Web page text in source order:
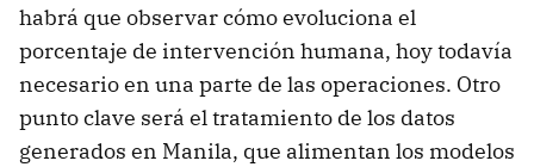
habrá que observar cómo evoluciona el
porcentaje de intervención humana, hoy todavía
necesario en una parte de las operaciones. Otro
punto clave será el tratamiento de los datos
generados en Manila, que alimentan los modelos